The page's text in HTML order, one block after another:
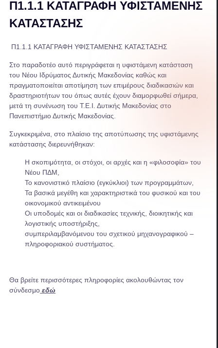
Π1.1.1 ΚΑΤΑΓΡΑΦΗ ΥΦΙΣΤΑΜΕΝΗΣ
ΚΑΤΑΣΤΑΣΗΣ
Π1.1.1 ΚΑΤΑΓΡΑΦΗ ΥΦΙΣΤΑΜΕΝΗΣ ΚΑΤΑΣΤΑΣΗΣ
Στο παραδοτέο αυτό περιγράφεται η υφιστάμενη κατάσταση
του Νέου Ιδρύματος Δυτικής Μακεδονίας καθώς και
πραγματοποιείται αποτίμηση των επιμέρους διαδικασιών και
δραστηριοτήτων του όπως αυτές έχουν διαμορφωθεί σήμερα,
μετά τη συνένωση του Τ.Ε.Ι. Δυτικής Μακεδονίας στο
Πανεπιστήμιο Δυτικής Μακεδονίας.
Συγκεκριμένα, στο πλαίσιο της αποτύπωσης της υφιστάμενης
κατάστασης διερευνήθηκαν:
Η σκοπιμότητα, οι στόχοι, οι αρχές και η «φιλοσοφία» του
Νέου ΠΔΜ,
Το κανονιστικό πλαίσιο (εγκύκλιοι) των προγραμμάτων,
Τα βασικά μεγέθη και χαρακτηριστικά του φυσικού και του
οικονομικού αντικειμένου
Οι υποδομές και οι διαδικασίες τεχνικής, διοικητικής και
λογιστικής υποστήριξης,
συμπεριλαμβανόμενου του σχετικού μηχανογραφικού –
πληροφοριακού συστήματος.
Θα βρείτε περισσότερες πληροφορίες ακολουθώντας τον
σύνδεσμο εδώ